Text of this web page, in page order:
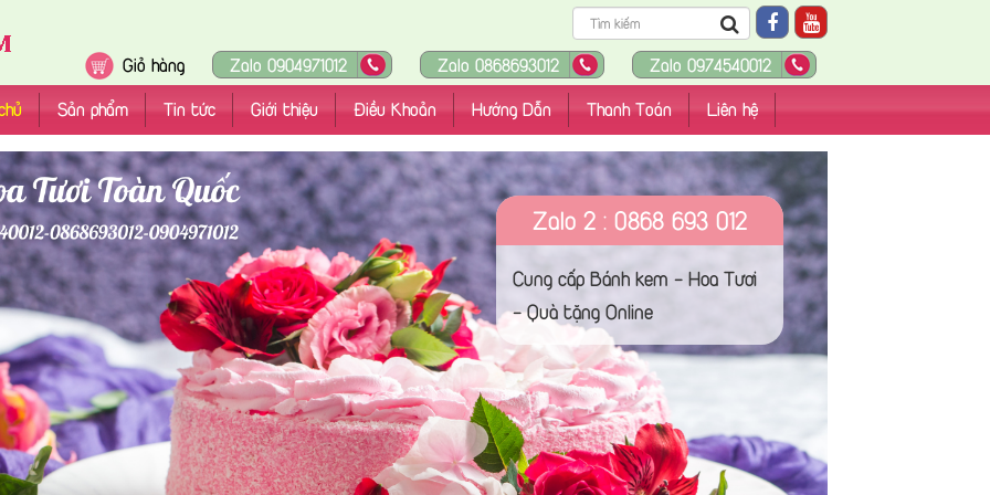
Giỏ hàng Zalo 0904971012 Zalo 0868693012
Zalo 0974540012
Sản phẩm Tin tức Giới thiệu Điều Khoản Hướng Dẫn Thanh Toán Liên hệ
Zalo 2 : 0868 693 012
Cung cấp Bánh kem - Hoa Tươi
- Quà tặng Online